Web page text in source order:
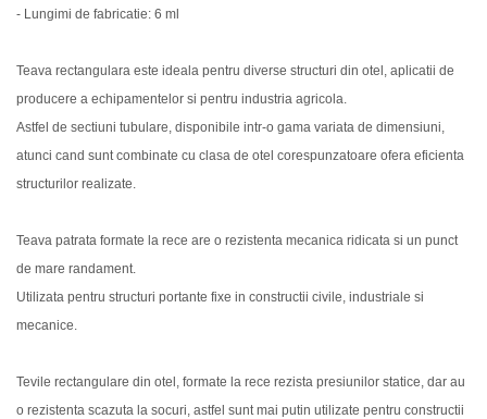
- Lungimi de fabricatie: 6 ml
Teava rectangulara este ideala pentru diverse structuri din otel, aplicatii de
producere a echipamentelor si pentru industria agricola.
Astfel de sectiuni tubulare, disponibile intr-o gama variata de dimensiuni,
atunci cand sunt combinate cu clasa de otel corespunzatoare ofera eficienta
structurilor realizate.
Teava patrata formate la rece are o rezistenta mecanica ridicata si un punct
de mare randament.
Utilizata pentru structuri portante fixe in constructii civile, industriale si
mecanice.
Tevile rectangulare din otel, formate la rece rezista presiunilor statice, dar au
o rezistenta scazuta la socuri, astfel sunt mai putin utilizate pentru constructii